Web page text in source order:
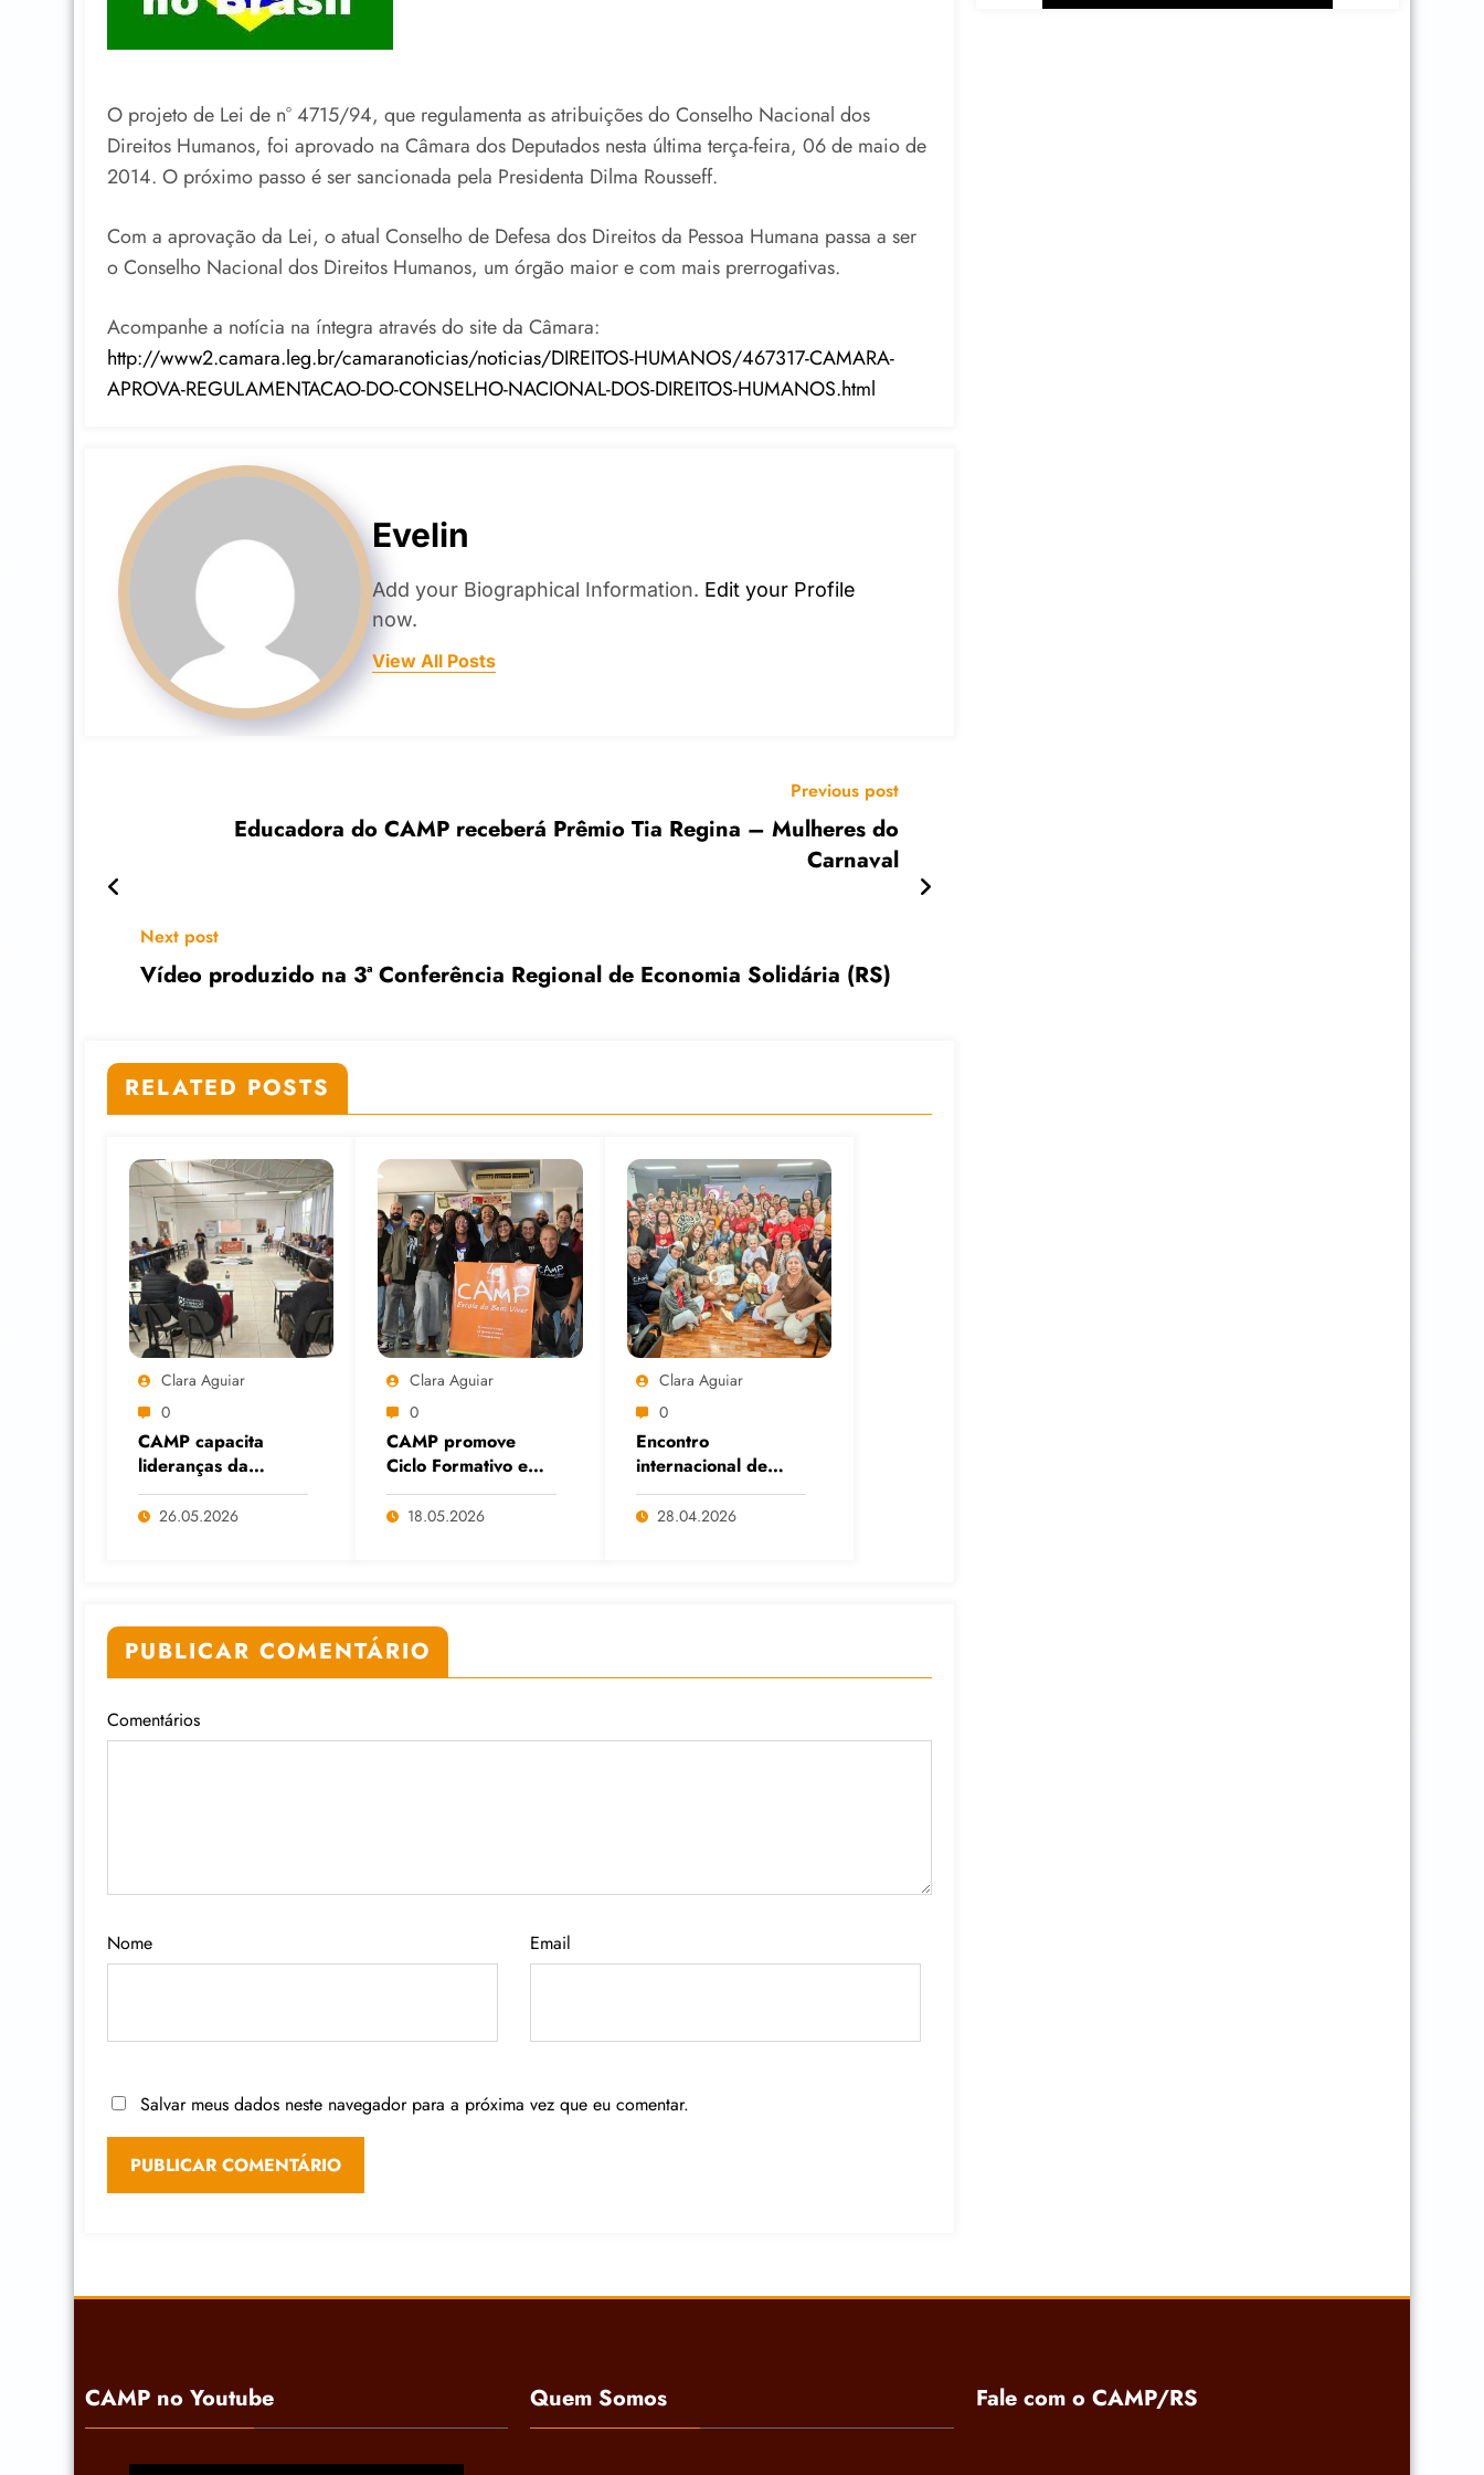
O projeto de Lei de n° 4715/94, que regulamenta as atribuições do Conselho Nacional dos
Direitos Humanos, foi aprovado na Câmara dos Deputados nesta última terça-feira, 06 de maio de
2014. O próximo passo é ser sancionada pela Presidenta Dilma Rousseff.
Com a aprovação da Lei, o atual Conselho de Defesa dos Direitos da Pessoa Humana passa a ser
o Conselho Nacional dos Direitos Humanos, um órgão maior e com mais prerrogativas.
Acompanhe a notícia na íntegra através do site da Câmara:
http://www2.camara.leg.br/camaranoticias/noticias/DIREITOS-HUMANOS/467317-CAMARA-
APROVA-REGULAMENTACAO-DO-CONSELHO-NACIONAL-DOS-DIREITOS-HUMANOS.html
Evelin
Add your Biographical Information. Edit your Profile
now.
View All Posts
Previous post
Educadora do CAMP receberá Prêmio Tia Regina – Mulheres do
Carnaval
Next post
Vídeo produzido na 3ª Conferência Regional de Economia Solidária (RS)
RELATED POSTS
Clara Aguiar
0
CAMP capacita
lideranças da
Economia Solidária
em Formação
26.05.2026
Clara Aguiar
0
CAMP promove
Ciclo Formativo em
Cuidados Digitais
diante do avanço
18.05.2026
Clara Aguiar
0
Encontro
internacional de
Cafés com Paulo
Freire reafirma
28.04.2026
PUBLICAR COMENTÁRIO
Comentários
Nome Email
Salvar meus dados neste navegador para a próxima vez que eu comentar.
CAMP no Youtube Quem Somos Fale com o CAMP/RS